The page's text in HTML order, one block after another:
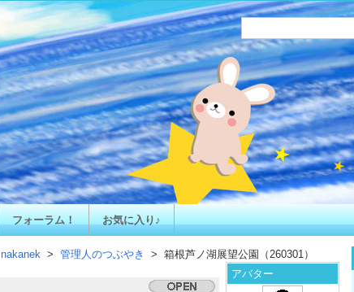
フォーラム！ お気に入り♪
nakanek > 管理人のつぶやき
> 箱根芦ノ湖展望公園（260301）
アバター